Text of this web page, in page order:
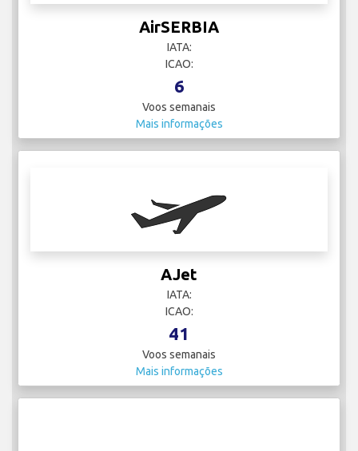
AirSERBIA
IATA:
ICAO:
6
Voos semanais
Mais informações
AJet
IATA:
ICAO:
41
Voos semanais
Mais informações